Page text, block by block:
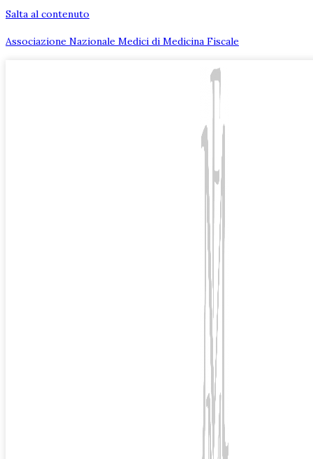
Salta al contenuto
Associazione Nazionale Medici di Medicina Fiscale